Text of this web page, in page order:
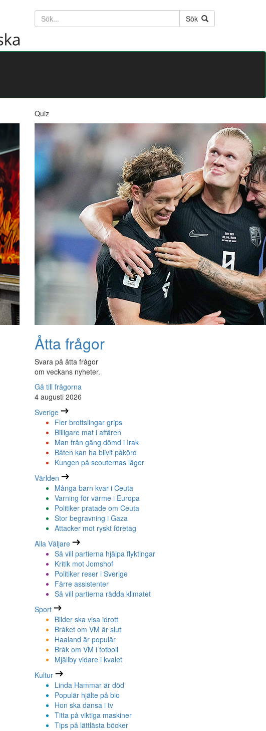
Söktext
Sök
Quiz
Åtta frågor
Svara på åtta frågor
om veckans nyheter.
Gå till frågorna
4 augusti 2026
Sverige
Fler brottslingar grips
Billigare mat i affären
Man från gäng dömd i Irak
Båten kan ha blivit påkörd
Kungen på scouternas läger
Världen
Många barn kvar i Ceuta
Varning för värme i Europa
Politiker pratade om Ceuta
Stor begravning i Gaza
Attacker mot ryskt företag
Alla Väljare
Så vill partierna hjälpa flyktingar
Kritik mot Jomshof
Politiker reser i Sverige
Färre assistenter
Så vill partierna rädda klimatet
Sport
Bilder ska visa idrott
Bråket om VM är slut
Haaland är populär
Bråk om VM i fotboll
Mjällby vidare i kvalet
Kultur
Linda Hammar är död
Populär hjälte på bio
Hon ska dansa i tv
Titta på viktiga maskiner
Tips på lättlästa böcker